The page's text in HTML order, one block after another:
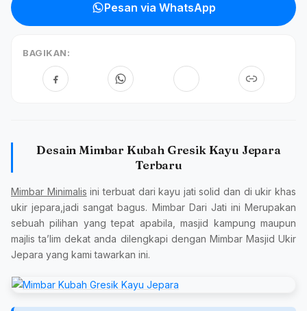
Pesan via WhatsApp
BAGIKAN:
Desain Mimbar Kubah Gresik Kayu Jepara
Terbaru
Mimbar Minimalis ini terbuat dari kayu jati solid dan di ukir khas
ukir jepara,jadi sangat bagus. Mimbar Dari Jati ini Merupakan
sebuah pilihan yang tepat apabila, masjid kampung maupun
majlis ta’lim dekat anda dilengkapi dengan Mimbar Masjid Ukir
Jepara yang kami tawarkan ini.